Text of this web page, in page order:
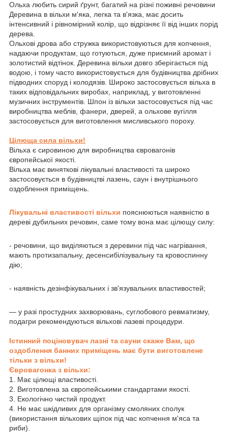
Ольха любить сирий ґрунт, багатий на різні поживні речовини
Деревина в вільхи м'яка, легка та в'язка, має досить
інтенсивний і рівномірний колір, що відрізняє її від інших порід
дерева.
Ольхові дрова або стружка використовуються для копчення,
надаючи продуктам, що готуються, дуже приємний аромат і
золотистий відтінок. Деревина вільхи довго зберігається під
водою, і тому часто використовується для будівництва дрібних
підводних споруд і колодязів. Широко застосовується вільха в
таких відповідальних виробах, наприклад, у виготовленні
музичних інструментів. Шпон із вільхи застосовується під час
виробництва меблів, фанери, дверей, а ольхове вугілля
застосовується для виготовлення мисливського пороху.
Цілюща сила вільхи!
Вільха є сировиною для виробництва євровагонів
європейської якості.
Вільха має виняткові лікувальні властивості та широко
застосовується в будівництві лазень, саун і внутрішнього
оздоблення приміщень.
Лікувальні властивості вільхи пояснюються наявністю в
дереві дубильних речовин, саме тому вона має цілющу силу:
- речовини, що виділяються з деревини під час нагрівання,
мають протизапальну, десенсибілізувальну та кровоспинну
дію;
- наявність дезінфікувальних і зв'язувальних властивостей;
— у разі простудних захворювань, суглобового ревматизму,
подагри рекомендуються вільхові лазеві процедури.
Істинний поціновувач лазні та сауни скаже Вам, що
оздоблення банних приміщень має бути виготовлене
тільки з вільхи!
Євровагонка з вільхи:
1. Має цілющі властивості.
2. Виготовлена за європейськими стандартами якості.
3. Екологічно чистий продукт.
4. Не має шкідливих для організму смоляних сполук
(використання вільхових щіпок під час копчення м'яса та
риби).